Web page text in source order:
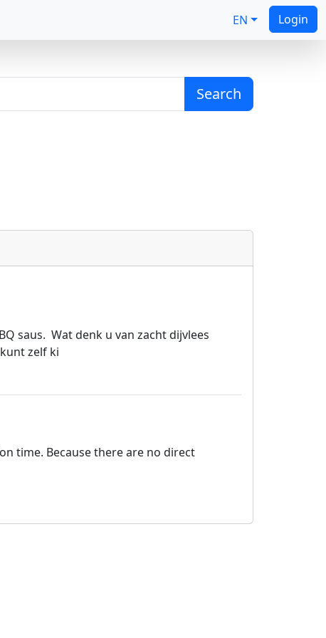
EN Login
Search
saus. Wat denk u van zacht dijvlees
zelf ki
time. Because there are no direct